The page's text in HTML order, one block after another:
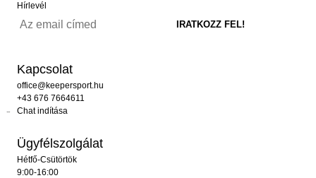
Hírlevél
Kapcsolat
office@keepersport.hu
+43 676 7664611
Chat indítása
Ügyfélszolgálat
Hétfő-Csütörtök
9:00-16:00